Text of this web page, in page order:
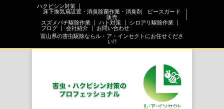
ハクビシン対策
床下換気扇設置・消臭除菌作業・消臭剤 ピースガード
販売
スズメバチ駆除作業
ハト対策
シロアリ駆除作業
ブログ
会社紹介
お問い合わせ
富山県の害虫駆除ならル・ア・インセクトにお任せくださ
い!!